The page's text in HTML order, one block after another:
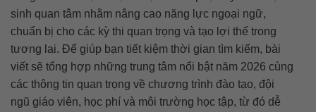
sinh quan tâm nhằm nâng cao năng lực ngoại ngữ,
chuẩn bị cho các kỳ thi quan trọng và tạo lợi thế trong
tương lai. Để giúp bạn tiết kiệm thời gian tìm kiếm, bài
viết sẽ tổng hợp những trung tâm nổi bật năm 2026 cùng
các thông tin quan trọng về chương trình đào tạo, đội
ngũ giáo viên, học phí và môi trường học tập, từ đó dễ